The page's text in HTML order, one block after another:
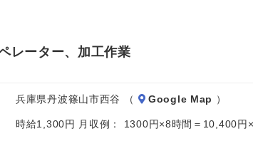
レーター、加工作業
兵庫県丹波篠山市西谷 （ Google Map ）
時給1,300円 月収例： 1300円×8時間＝10,400